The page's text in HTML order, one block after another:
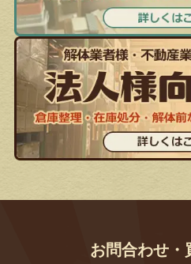
お問合わせ・